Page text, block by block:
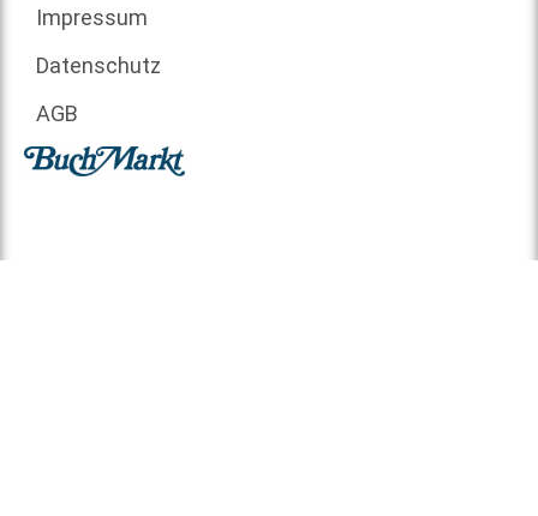
Impressum
Datenschutz
AGB